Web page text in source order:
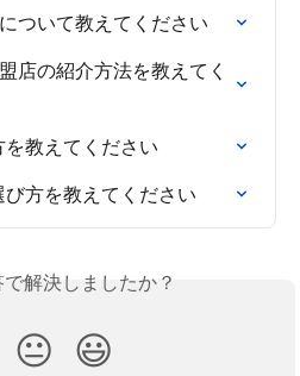
ついて教えてください
店の紹介方法を教えてく
教えてください
方を教えてください
解決しましたか？
😐 😃